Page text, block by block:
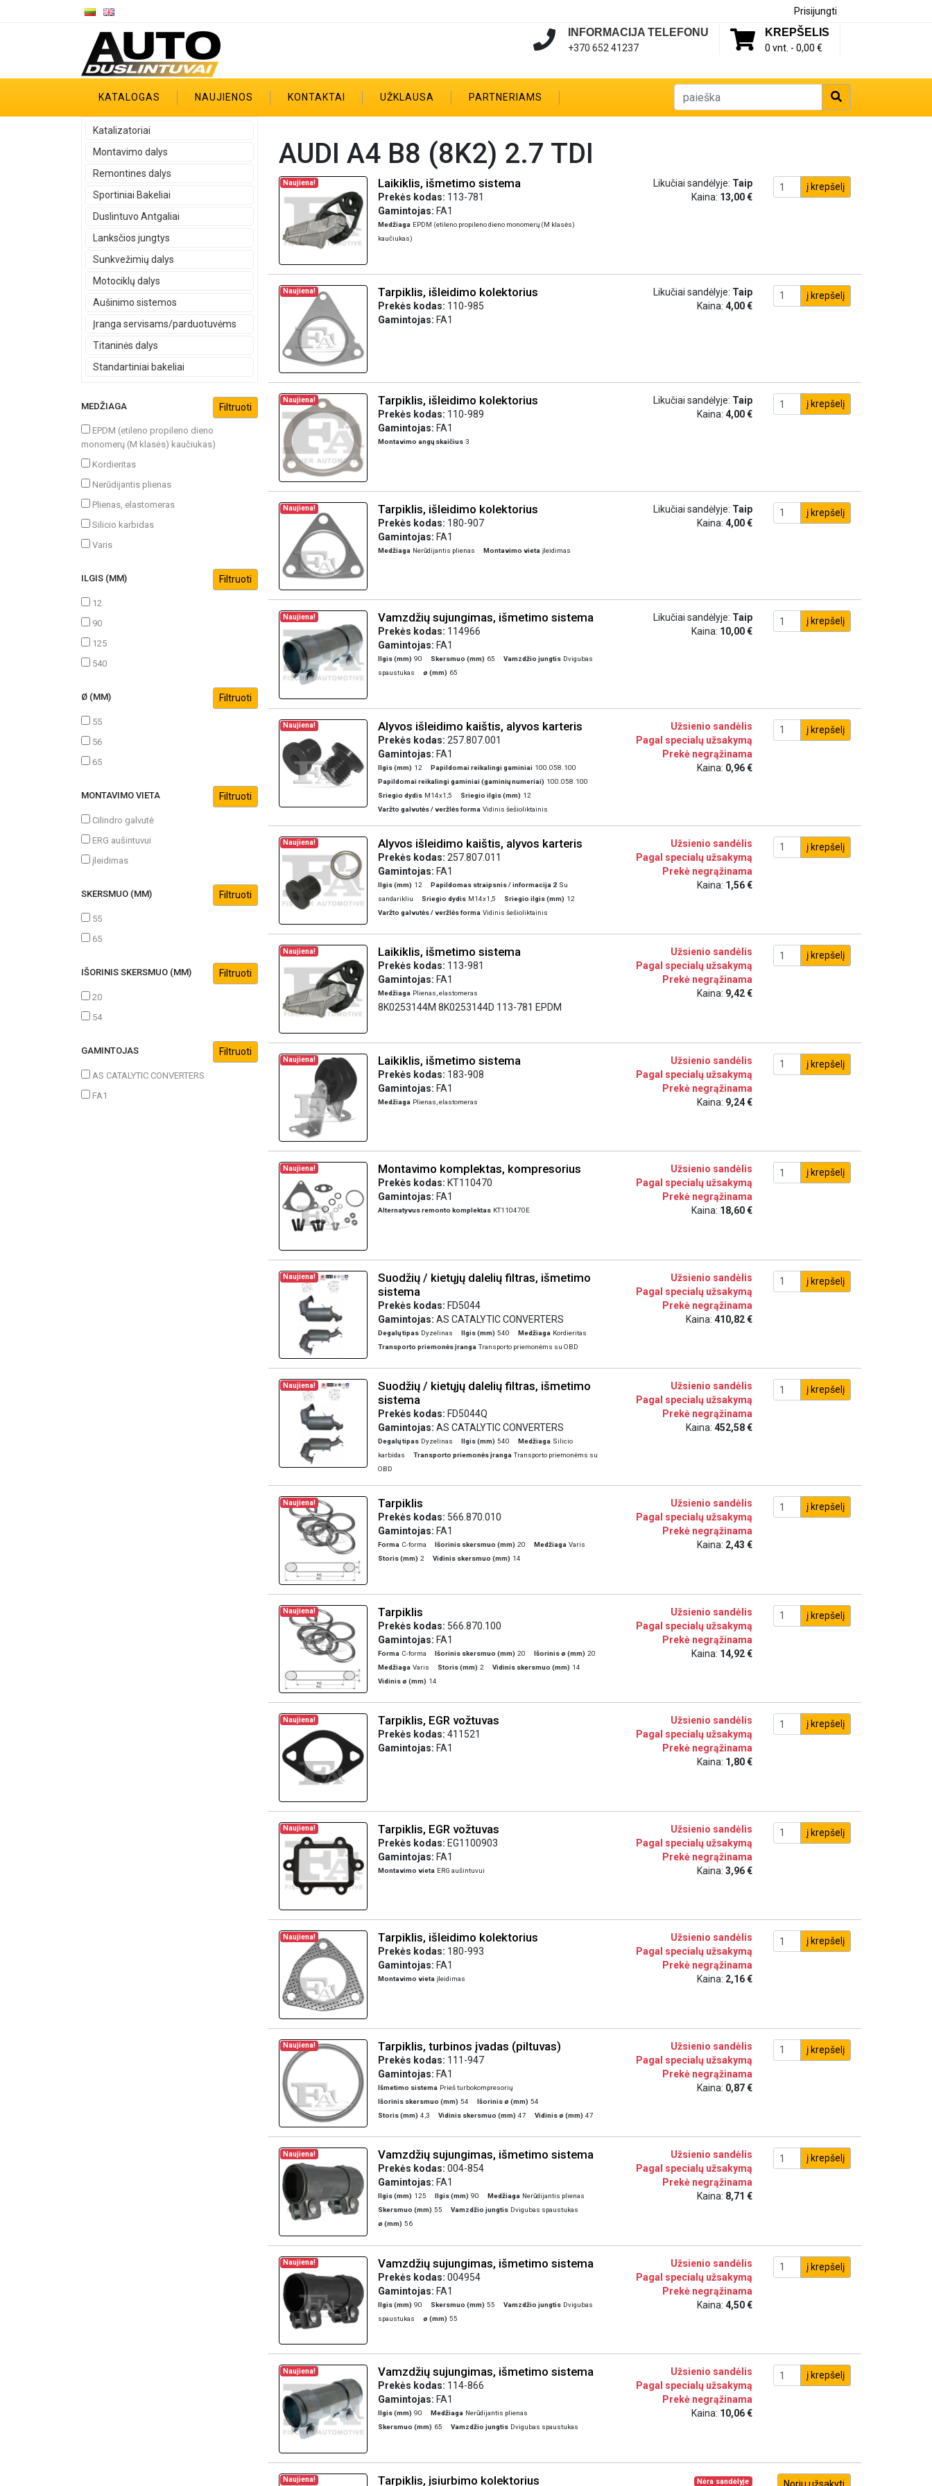
Prisijungti
KREPŠELIS
0 vnt. - 0,00 €
INFORMACIJA TELEFONU
+370 652 41237
KATALOGAS NAUJIENOS KONTAKTAI UŽKLAUSA PARTNERIAMS
Katalizatoriai
Montavimo dalys
Remontines dalys
Sportiniai Bakeliai
Duslintuvo Antgaliai
Lanksčios jungtys
Sunkvežimių dalys
Motociklų dalys
Aušinimo sistemos
Įranga servisams/parduotuvėms
Titaninės dalys
Standartiniai bakeliai
MEDŽIAGA
EPDM (etileno propileno dieno
monomerų (M klasės) kaučiukas)
Kordieritas
Nerūdijantis plienas
Plienas, elastomeras
Silicio karbidas
Varis
ILGIS (MM)
12
90
125
540
Ø (MM)
55
56
65
MONTAVIMO VIETA
Cilindro galvutė
ERG aušintuvui
įleidimas
SKERSMUO (MM)
55
65
IŠORINIS SKERSMUO (MM)
20
54
GAMINTOJAS
AS CATALYTIC CONVERTERS
FA1
AUDI A4 B8 (8K2) 2.7 TDI
Naujiena! Laikiklis, išmetimo sistema
Prekės kodas: 113-781
Gamintojas: FA1
Medžiaga EPDM (etileno propileno dieno monomerų (M klasės)
kaučiukas)
Likučiai sandėlyje: Taip
Kaina: 13,00 €
į krepšelį
Naujiena! Tarpiklis, išleidimo kolektorius
Prekės kodas: 110-985
Gamintojas: FA1
Likučiai sandėlyje: Taip
Kaina: 4,00 €
į krepšelį
Naujiena! Tarpiklis, išleidimo kolektorius
Prekės kodas: 110-989
Gamintojas: FA1
Montavimo angų skaičius 3
Likučiai sandėlyje: Taip
Kaina: 4,00 €
į krepšelį
Naujiena! Tarpiklis, išleidimo kolektorius
Prekės kodas: 180-907
Gamintojas: FA1
Medžiaga Nerūdijantis plienas Montavimo vieta įleidimas
Likučiai sandėlyje: Taip
Kaina: 4,00 €
į krepšelį
Naujiena! Vamzdžių sujungimas, išmetimo sistema
Prekės kodas: 114966
Gamintojas: FA1
Ilgis (mm) 90 Skersmuo (mm) 65 Vamzdžio jungtis Dvigubas
spaustukas
ø (mm) 65
Likučiai sandėlyje: Taip
Kaina: 10,00 €
į krepšelį
Naujiena! Alyvos išleidimo kaištis, alyvos karteris
Prekės kodas: 257.807.001
Gamintojas: FA1
Ilgis (mm) 12 Papildomai reikalingi gaminiai 100.058.100
Papildomai reikalingi gaminiai (gaminių numeriai) 100.058.100
Sriegio dydis M14x1,5 Sriegio ilgis (mm) 12
Varžto galvutės / veržlės forma Vidinis šešioliktainis
Užsienio sandėlis
Pagal specialų užsakymą
Prekė negrąžinama
Kaina: 0,96 €
į krepšelį
Naujiena! Alyvos išleidimo kaištis, alyvos karteris
Prekės kodas: 257.807.011
Gamintojas: FA1
Ilgis (mm) 12 Papildomas straipsnis / informacija 2 Su
sandarikliu
Sriegio dydis M14x1,5 Sriegio ilgis (mm) 12
Varžto galvutės / veržlės forma Vidinis šešioliktainis
Užsienio sandėlis
Pagal specialų užsakymą
Prekė negrąžinama
Kaina: 1,56 €
į krepšelį
Naujiena! Laikiklis, išmetimo sistema
Prekės kodas: 113-981
Gamintojas: FA1
Medžiaga Plienas, elastomeras
8K0253144M 8K0253144D 113-781 EPDM
Užsienio sandėlis
Pagal specialų užsakymą
Prekė negrąžinama
Kaina: 9,42 €
į krepšelį
Naujiena! Laikiklis, išmetimo sistema
Prekės kodas: 183-908
Gamintojas: FA1
Medžiaga Plienas, elastomeras
Užsienio sandėlis
Pagal specialų užsakymą
Prekė negrąžinama
Kaina: 9,24 €
į krepšelį
Naujiena! Montavimo komplektas, kompresorius
Prekės kodas: KT110470
Gamintojas: FA1
Alternatyvus remonto komplektas KT110470E
Užsienio sandėlis
Pagal specialų užsakymą
Prekė negrąžinama
Kaina: 18,60 €
į krepšelį
Naujiena!
Suodžių / kietųjų dalelių filtras, išmetimo
sistema
Prekės kodas: FD5044
Gamintojas: AS CATALYTIC CONVERTERS
Degalų tipas Dyzelinas Ilgis (mm) 540 Medžiaga Kordieritas
Transporto priemonės įranga Transporto priemonėms su OBD
Užsienio sandėlis
Pagal specialų užsakymą
Prekė negrąžinama
Kaina: 410,82 €
į krepšelį
Naujiena!
Suodžių / kietųjų dalelių filtras, išmetimo
sistema
Prekės kodas: FD5044Q
Gamintojas: AS CATALYTIC CONVERTERS
Degalų tipas Dyzelinas Ilgis (mm) 540 Medžiaga Silicio
karbidas
Transporto priemonės įranga Transporto priemonėms su
OBD
Užsienio sandėlis
Pagal specialų užsakymą
Prekė negrąžinama
Kaina: 452,58 €
į krepšelį
Naujiena! Tarpiklis
Prekės kodas: 566.870.010
Gamintojas: FA1
Forma C-forma Išorinis skersmuo (mm) 20 Medžiaga Varis
Storis (mm) 2 Vidinis skersmuo (mm) 14
Užsienio sandėlis
Pagal specialų užsakymą
Prekė negrąžinama
Kaina: 2,43 €
į krepšelį
Naujiena! Tarpiklis
Prekės kodas: 566.870.100
Gamintojas: FA1
Forma C-forma Išorinis skersmuo (mm) 20 Išorinis ø (mm) 20
Medžiaga Varis Storis (mm) 2 Vidinis skersmuo (mm) 14
Vidinis ø (mm) 14
Užsienio sandėlis
Pagal specialų užsakymą
Prekė negrąžinama
Kaina: 14,92 €
į krepšelį
Naujiena! Tarpiklis, EGR vožtuvas
Prekės kodas: 411521
Gamintojas: FA1
Užsienio sandėlis
Pagal specialų užsakymą
Prekė negrąžinama
Kaina: 1,80 €
į krepšelį
Naujiena! Tarpiklis, EGR vožtuvas
Prekės kodas: EG1100903
Gamintojas: FA1
Montavimo vieta ERG aušintuvui
Užsienio sandėlis
Pagal specialų užsakymą
Prekė negrąžinama
Kaina: 3,96 €
į krepšelį
Naujiena! Tarpiklis, išleidimo kolektorius
Prekės kodas: 180-993
Gamintojas: FA1
Montavimo vieta įleidimas
Užsienio sandėlis
Pagal specialų užsakymą
Prekė negrąžinama
Kaina: 2,16 €
į krepšelį
Naujiena! Tarpiklis, turbinos įvadas (piltuvas)
Prekės kodas: 111-947
Gamintojas: FA1
Išmetimo sistema Prieš turbokompresorių
Išorinis skersmuo (mm) 54 Išorinis ø (mm) 54
Storis (mm) 4,3 Vidinis skersmuo (mm) 47 Vidinis ø (mm) 47
Užsienio sandėlis
Pagal specialų užsakymą
Prekė negrąžinama
Kaina: 0,87 €
į krepšelį
Naujiena! Vamzdžių sujungimas, išmetimo sistema
Prekės kodas: 004-854
Gamintojas: FA1
Ilgis (mm) 125 Ilgis (mm) 90 Medžiaga Nerūdijantis plienas
Skersmuo (mm) 55 Vamzdžio jungtis Dvigubas spaustukas
ø (mm) 56
Užsienio sandėlis
Pagal specialų užsakymą
Prekė negrąžinama
Kaina: 8,71 €
į krepšelį
Naujiena! Vamzdžių sujungimas, išmetimo sistema
Prekės kodas: 004954
Gamintojas: FA1
Ilgis (mm) 90 Skersmuo (mm) 55 Vamzdžio jungtis Dvigubas
spaustukas
ø (mm) 55
Užsienio sandėlis
Pagal specialų užsakymą
Prekė negrąžinama
Kaina: 4,50 €
į krepšelį
Naujiena! Vamzdžių sujungimas, išmetimo sistema
Prekės kodas: 114-866
Gamintojas: FA1
Ilgis (mm) 90 Medžiaga Nerūdijantis plienas
Skersmuo (mm) 65 Vamzdžio jungtis Dvigubas spaustukas
Užsienio sandėlis
Pagal specialų užsakymą
Prekė negrąžinama
Kaina: 10,06 €
į krepšelį
Naujiena! Tarpiklis, įsiurbimo kolektorius Nėra sandėlyje Noriu užsakyti